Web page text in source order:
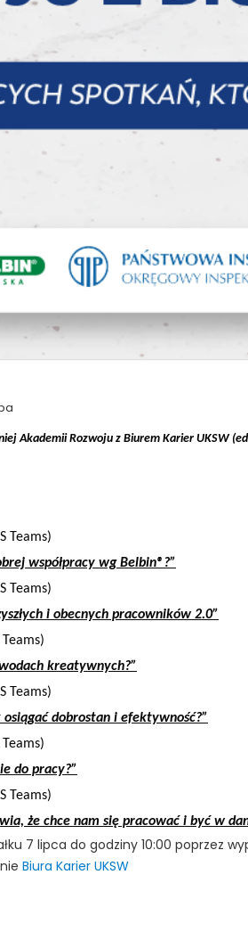
Akademii Rozwoju z Biurem Karier UKSW
Teams)
współpracy wg Belbin®?”
Teams)
i obecnych pracowników 2.0”
kreatywnych?”
Teams)
dobrostan i efektywność?”
do pracy?”
Teams)
że chce nam się pracować i być w
7 lipca do godziny 10:00 poprzez
Biura Karier UKSW